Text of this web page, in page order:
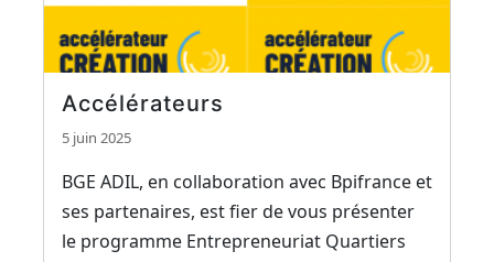
Accélérateurs
5 juin 2025
BGE ADIL, en collaboration avec Bpifrance et
ses partenaires, est fier de vous présenter
le programme Entrepreneuriat Quartiers